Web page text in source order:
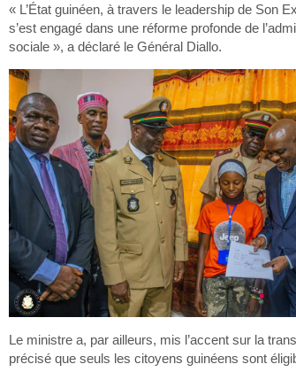
« L’État guinéen, à travers le leadership de Son
s’est engagé dans une réforme profonde de
sociale », a déclaré le Général Diallo.
Le ministre a, par ailleurs, mis l’accent sur la
précisé que seuls les citoyens guinéens sont